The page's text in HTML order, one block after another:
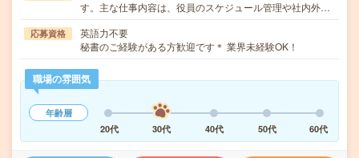
す。主な仕事内容は、役員のスケジュール管理や社内外…
応募資格
英語力不要
秘書のご経験がある方歓迎です＊ 業界未経験OK！
職場の雰囲気
年齢層
20代
30代 40代 50代 60代